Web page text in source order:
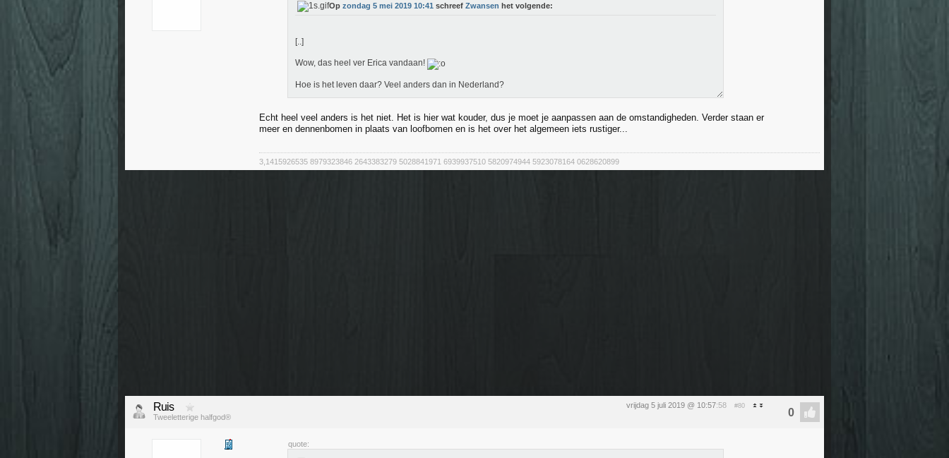
Op zondag 5 mei 2019 10:41 schreef Zwansen het volgende:
[..]
Wow, das heel ver Erica vandaan!
Hoe is het leven daar? Veel anders dan in Nederland?
Echt heel veel anders is het niet. Het is hier wat kouder, dus je moet je aanpassen aan de omstandigheden. Verder staan er
meer en dennenbomen in plaats van loofbomen en is het over het algemeen iets rustiger...
3,1415926535 8979323846 2643383279 5028841971 6939937510 5820974944 5923078164 0628620899
vrijdag 5 juli 2019 @ 10:57:58 #80
Ruis
Tweeletterige halfgod®
quote: